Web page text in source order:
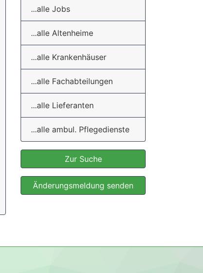
...alle Jobs
...alle Altenheime
...alle Krankenhäuser
...alle Fachabteilungen
...alle Lieferanten
...alle ambul. Pflegedienste
Zur Suche
Änderungsmeldung senden